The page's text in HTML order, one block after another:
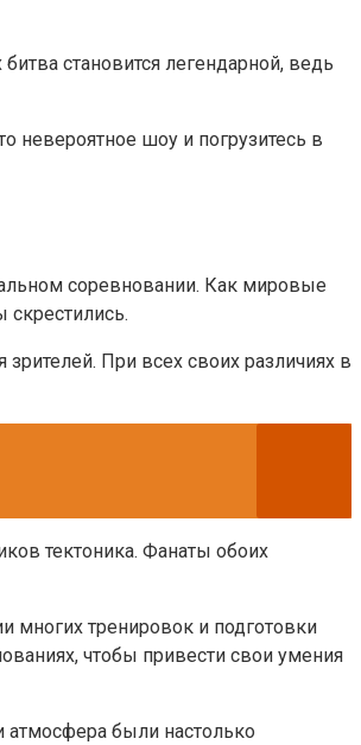
становится легендарной, ведь
невероятное шоу и погрузитесь в
соревновании. Как мировые
скрестились.
При всех своих различиях в
тектоника. Фанаты обоих
многих тренировок и подготовки
чтобы привести свои умения
атмосфера были настолько